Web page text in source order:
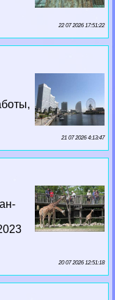
22 07 2026 17:51:22
21 07 2026 4:13:47
20 07 2026 12:51:18